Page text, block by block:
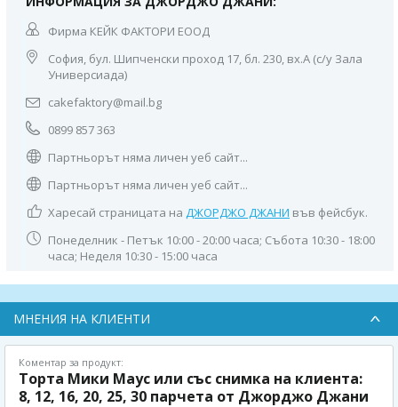
Фирма КЕЙК ФАКТОРИ ЕООД
София, бул. Шипченски проход 17, бл. 230, вх.А (с/у Зала
Универсиада)
cakefaktory@mail.bg
0899 857 363
Партньорът няма личен уеб сайт...
Партньорът няма личен уеб сайт...
Харесай страницата на ДЖОРДЖО ДЖАНИ във фейсбук.
Понеделник - Петък 10:00 - 20:00 часа; Събота 10:30 - 18:00
часа; Неделя 10:30 - 15:00 часа
МНЕНИЯ НА КЛИЕНТИ
Коментар за продукт:
Торта Мики Маус или със снимка на клиента:
8, 12, 16, 20, 25, 30 парчета от Джорджо Джани